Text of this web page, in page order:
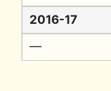
2016-17
━